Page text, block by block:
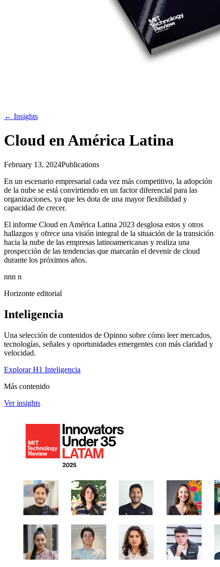
← Insights
Cloud en América Latina
February 13, 2024Publications
En un escenario empresarial cada vez más competitivo, la adopción
de la nube se está convirtiendo en un factor diferencial para las
organizaciones, ya que les dota de una mayor flexibilidad y
capacidad de crecer.
El informe Cloud en América Latina 2023 desglosa estos y otros
hallazgos y ofrece una visión integral de la situación de la transición
hacia la nube de las empresas latinoamericanas y realiza una
prospección de las tendencias que marcarán el devenir de cloud
durante los próximos años.
nnn n
Horizonte editorial
Inteligencia
Una selección de contenidos de Opinno sobre cómo leer mercados,
tecnologías, señales y oportunidades emergentes con más claridad y
velocidad.
Explorar H1 Inteligencia
Más contenido
Ver insights